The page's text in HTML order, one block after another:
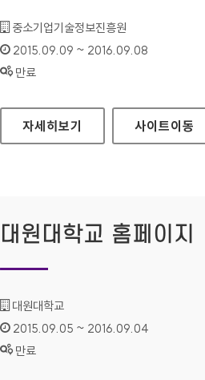
기관명 :
중소기업기술정보진흥원
인증기간 :
2015.09.09 ~ 2016.09.08
상태 :
만료
경영혁신플랫폼 홈페이지
자세히보기 사이트이동
대원대학교 홈페이지
기관명 :
대원대학교
인증기간 :
2015.09.05 ~ 2016.09.04
상태 :
만료